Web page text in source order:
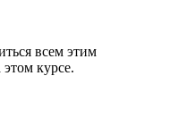
всем этим
курсе.